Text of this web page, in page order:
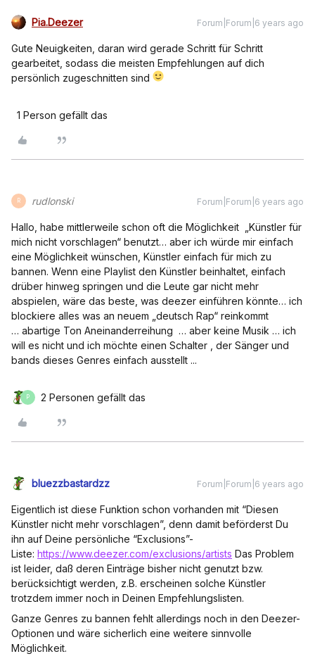
Pia.Deezer Forum|Forum|6 years ago
Gute Neuigkeiten, daran wird gerade Schritt für Schritt
gearbeitet, sodass die meisten Empfehlungen auf dich
persönlich zugeschnitten sind
1 Person gefällt das
R rudlonski Forum|Forum|6 years ago
Hallo, habe mittlerweile schon oft die Möglichkeit „Künstler für
mich nicht vorschlagen“ benutzt… aber ich würde mir einfach
eine Möglichkeit wünschen, Künstler einfach für mich zu
bannen. Wenn eine Playlist den Künstler beinhaltet, einfach
drüber hinweg springen und die Leute gar nicht mehr
abspielen, wäre das beste, was deezer einführen könnte… ich
blockiere alles was an neuem „deutsch Rap“ reinkommt
… abartige Ton Aneinanderreihung … aber keine Musik … ich
will es nicht und ich möchte einen Schalter , der Sänger und
bands dieses Genres einfach ausstellt ...
P 2 Personen gefällt das
bluezzbastardzz Forum|Forum|6 years ago
Eigentlich ist diese Funktion schon vorhanden mit “Diesen
Künstler nicht mehr vorschlagen”, denn damit beförderst Du
ihn auf Deine persönliche “Exclusions”-
Liste: https://www.deezer.com/exclusions/artists Das Problem
ist leider, daß deren Einträge bisher nicht genutzt bzw.
berücksichtigt werden, z.B. erscheinen solche Künstler
trotzdem immer noch in Deinen Empfehlungslisten.
Ganze Genres zu bannen fehlt allerdings noch in den Deezer-
Optionen und wäre sicherlich eine weitere sinnvolle
Möglichkeit.